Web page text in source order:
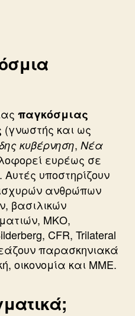
παγκόσμιας
(γνωστής και ως
κυβέρνηση, Νέα
ευρέως σε
. Αυτές υποστηρίζουν
ανθρώπων
βασιλικών
ΜΚΟ,
CFR, Trilateral
παρασκηνιακά
οικονομία και ΜΜΕ.